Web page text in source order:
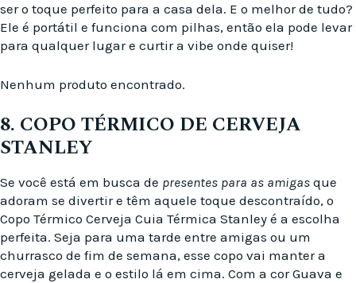
ser o toque perfeito para a casa dela. E o melhor de tudo?
Ele é portátil e funciona com pilhas, então ela pode levar
para qualquer lugar e curtir a vibe onde quiser!
Nenhum produto encontrado.
8. COPO TÉRMICO DE CERVEJA
STANLEY
Se você está em busca de presentes para as amigas que
adoram se divertir e têm aquele toque descontraído, o
Copo Térmico Cerveja Cuia Térmica Stanley é a escolha
perfeita. Seja para uma tarde entre amigas ou um
churrasco de fim de semana, esse copo vai manter a
cerveja gelada e o estilo lá em cima. Com a cor Guava e